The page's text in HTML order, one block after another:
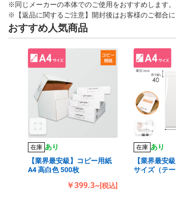
※同じメーカーの本体でのご使用をおすすめします。
※【返品に関するご注意】開封後はお客様のご都合に
おすすめ人気商品
在庫 あり
【業界最安級】コピー用紙
A4 高白色 500枚
￥399.3~[税込]
在庫 あり
【業界最安
サイズ（テー